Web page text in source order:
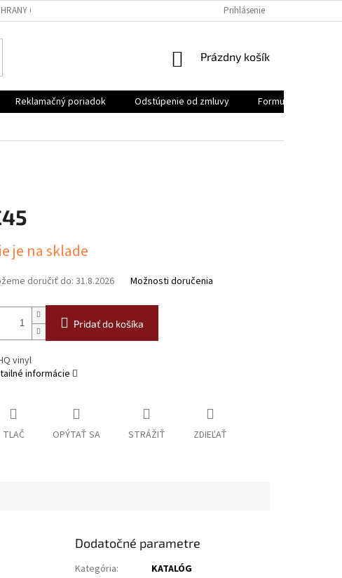
OSOBNÝCH ÚDAJOV REKLAMAČNÝ PORIADOK FORMULÁR NA
Prihlásenie
NÁKUPNÝ
Prázdny košík
Reklamačný poriadok Odstúpenie od zmluvy
Formulár na
je na sklade
doručiť do: 31.8.2026 Možnosti doručenia
Pridať do košíka
vinyl
informácie
TLAČ OPÝTAŤ SA STRÁŽIŤ ZDIEĽAŤ
Dodatočné parametre
Kategória:
KATALÓG